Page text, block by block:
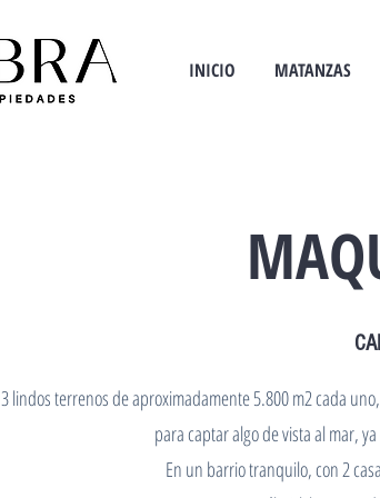
INICIO MATANZAS
3 lindos terrenos de aproximadamente 5.800 m2 cada
para captar algo de vista al mar,
En un barrio tranquilo, con 2